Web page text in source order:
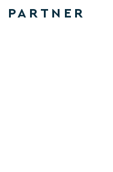
PARTNER